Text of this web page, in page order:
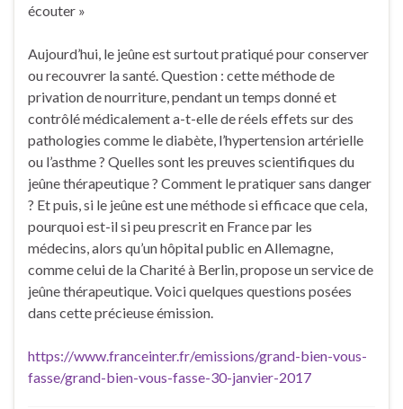
écouter »
Aujourd’hui, le jeûne est surtout pratiqué pour conserver
ou recouvrer la santé. Question : cette méthode de
privation de nourriture, pendant un temps donné et
contrôlé médicalement a-t-elle de réels effets sur des
pathologies comme le diabète, l’hypertension artérielle
ou l’asthme ? Quelles sont les preuves scientifiques du
jeûne thérapeutique ? Comment le pratiquer sans danger
? Et puis, si le jeûne est une méthode si efficace que cela,
pourquoi est-il si peu prescrit en France par les
médecins, alors qu’un hôpital public en Allemagne,
comme celui de la Charité à Berlin, propose un service de
jeûne thérapeutique. Voici quelques questions posées
dans cette précieuse émission.
https://www.franceinter.fr/emissions/grand-bien-vous-
fasse/grand-bien-vous-fasse-30-janvier-2017